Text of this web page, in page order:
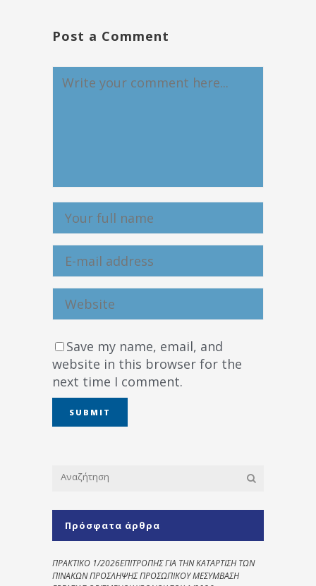
Post a Comment
Save my name, email, and
website in this browser for the
next time I comment.
Πρόσφατα άρθρα
ΠΡΑΚΤΙΚΟ 1/2026ΕΠΙΤΡΟΠΗΣ ΓΙΑ ΤΗΝ ΚΑΤΑΡΤΙΣΗ ΤΩΝ
ΠΙΝΑΚΩΝ ΠΡΟΣΛΗΨΗΣ ΠΡΟΣΩΠΙΚΟΥ ΜΕΣΥΜΒΑΣΗ